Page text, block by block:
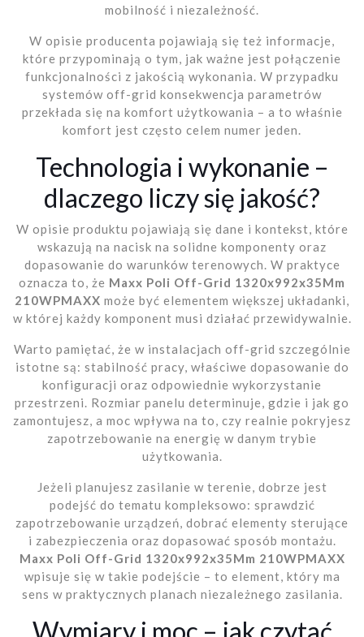
mobilność i niezależność.
W opisie producenta pojawiają się też informacje,
które przypominają o tym, jak ważne jest połączenie
funkcjonalności z jakością wykonania. W przypadku
systemów off-grid konsekwencja parametrów
przekłada się na komfort użytkowania – a to właśnie
komfort jest często celem numer jeden.
Technologia i wykonanie –
dlaczego liczy się jakość?
W opisie produktu pojawiają się dane i kontekst, które
wskazują na nacisk na solidne komponenty oraz
dopasowanie do warunków terenowych. W praktyce
oznacza to, że Maxx Poli Off-Grid 1320x992x35Mm
210WPMAXX może być elementem większej układanki,
w której każdy komponent musi działać przewidywalnie.
Warto pamiętać, że w instalacjach off-grid szczególnie
istotne są: stabilność pracy, właściwe dopasowanie do
konfiguracji oraz odpowiednie wykorzystanie
przestrzeni. Rozmiar panelu determinuje, gdzie i jak go
zamontujesz, a moc wpływa na to, czy realnie pokryjesz
zapotrzebowanie na energię w danym trybie
użytkowania.
Jeżeli planujesz zasilanie w terenie, dobrze jest
podejść do tematu kompleksowo: sprawdzić
zapotrzebowanie urządzeń, dobrać elementy sterujące
i zabezpieczenia oraz dopasować sposób montażu.
Maxx Poli Off-Grid 1320x992x35Mm 210WPMAXX
wpisuje się w takie podejście – to element, który ma
sens w praktycznych planach niezależnego zasilania.
Wymiary i moc – jak czytać